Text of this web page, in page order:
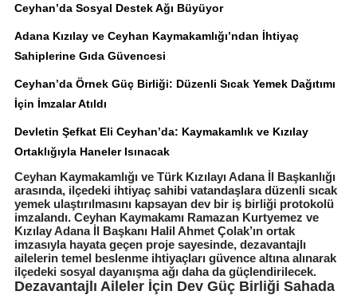
Ceyhan’da Sosyal Destek Ağı Büyüyor
Adana Kızılay ve Ceyhan Kaymakamlığı’ndan İhtiyaç
Sahiplerine Gıda Güvencesi
Ceyhan’da Örnek Güç Birliği: Düzenli Sıcak Yemek Dağıtımı
İçin İmzalar Atıldı
Devletin Şefkat Eli Ceyhan’da: Kaymakamlık ve Kızılay
Ortaklığıyla Haneler Isınacak
Ceyhan Kaymakamlığı ve Türk Kızılayı Adana İl Başkanlığı
arasında, ilçedeki ihtiyaç sahibi vatandaşlara düzenli sıcak
yemek ulaştırılmasını kapsayan dev bir iş birliği protokolü
imzalandı. Ceyhan Kaymakamı Ramazan Kurtyemez ve
Kızılay Adana İl Başkanı Halil Ahmet Çolak’ın ortak
imzasıyla hayata geçen proje sayesinde, dezavantajlı
ailelerin temel beslenme ihtiyaçları güvence altına alınarak
ilçedeki sosyal dayanışma ağı daha da güçlendirilecek.
Dezavantajlı Aileler İçin Dev Güç Birliği Sahada